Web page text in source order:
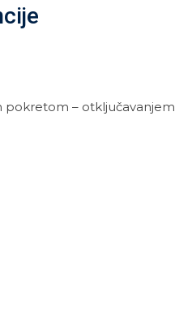
pokretom – otključavanjem